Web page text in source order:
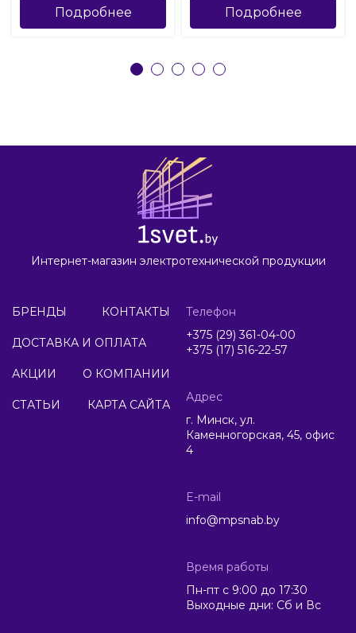
Подробнее Подробнее
Интернет-магазин электротехнической продукции
БРЕНДЫ КОНТАКТЫ
ДОСТАВКА И ОПЛАТА
АКЦИИ О КОМПАНИИ
СТАТЬИ КАРТА САЙТА
Телефон
+375 (29) 361-04-00
+375 (17) 516-22-57
Адрес
г. Минск, ул.
Каменногорская, 45, офис
4
E-mail
info@mpsnab.by
Время работы
Пн-пт с 9:00 до 17:30
Выходные дни: Сб и Вс